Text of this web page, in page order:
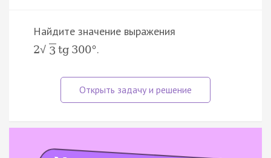
Найдите значение выражения
2√ 3 tg 300°.